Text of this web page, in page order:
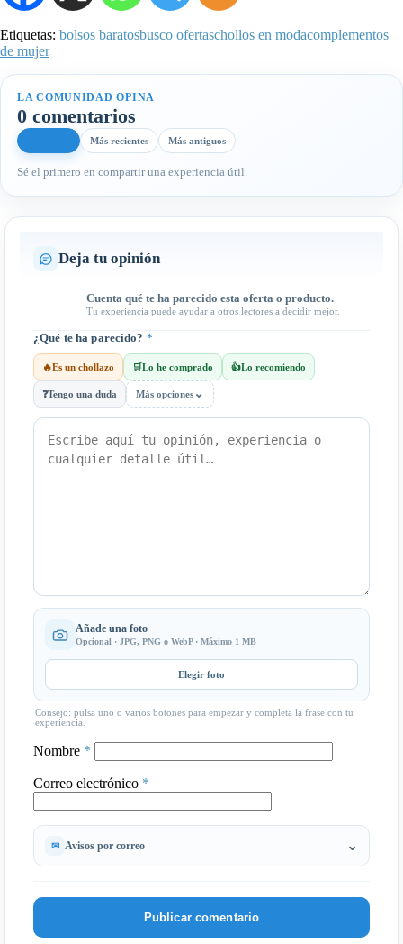
Etiquetas: bolsos baratosbusco ofertaschollos en modacomplementos
de mujer
LA COMUNIDAD OPINA
0 comentarios
Más recientes Más antiguos
Sé el primero en compartir una experiencia útil.
Deja tu opinión
Cuenta qué te ha parecido esta oferta o producto.
Tu experiencia puede ayudar a otros lectores a decidir mejor.
¿Qué te ha parecido? *
🔥Es un chollazo 🛒Lo he comprado 👍Lo recomiendo
❓Tengo una duda Más opciones ⌄
Añade una foto
Opcional · JPG, PNG o WebP · Máximo 1 MB
Elegir foto
Consejo: pulsa uno o varios botones para empezar y completa la frase con tu
experiencia.
Nombre *
Correo electrónico *
Avisos por correo